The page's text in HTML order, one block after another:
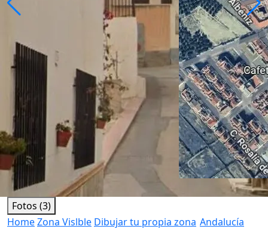
Fotos (3)
HomeZona Vislble Dibujar tu propia zona Andalucía